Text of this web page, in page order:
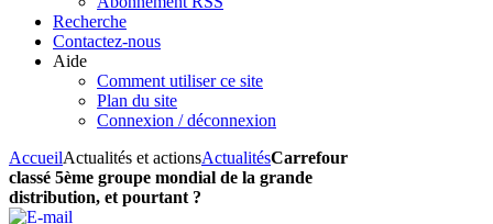
Recherche
Contactez-nous
Aide
Comment utiliser ce site
Plan du site
Connexion / déconnexion
AccueilActualités et actionsActualitésCarrefour
classé 5ème groupe mondial de la grande
distribution, et pourtant ?